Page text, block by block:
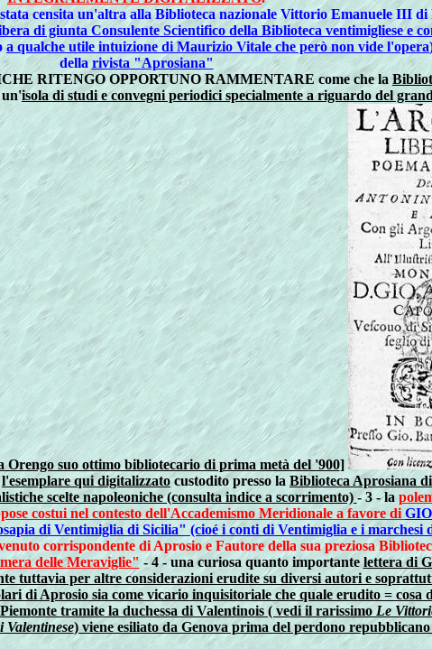
censita un'altra alla Biblioteca nazionale Vittorio Emanuele III
di giunta Consulente Scientifico della Biblioteca ventimigliese
a qualche utile intuizione di Maurizio Vitale che però non vide l'opera
dellarivista "Aprosiana"
RITENGO OPPORTUNO RAMMENTARE come che la
un'isola di studi e convegni periodici specialmente a riguardo del
Orengo suo ottimo bibliotecario di prima metà del '900]
l'esemplare qui digitalizzatocustodito presso laBiblioteca Aprosiana
scelte napoleoniche (consulta indice a scorrimento)- 3 - la
costui nel contesto dell'Accademismo Meridionale a favore di
di Ventimiglia di Sicilia" (cioé i conti di Ventimiglia e i marchesi
corrispondente di Aprosio e Fautore della sua preziosa
delle Meraviglie" - 4 - una curiosa quanto importantelettera di
per altre considerazioni erudite su diversi autori e
di Aprosio sia come vicario inquisitoriale che quale erudito =
tramite la duchessa di Valentinois ( vedi il rarissimoLe
Valentinese) viene esiliato da Genova prima del perdono repubblicano